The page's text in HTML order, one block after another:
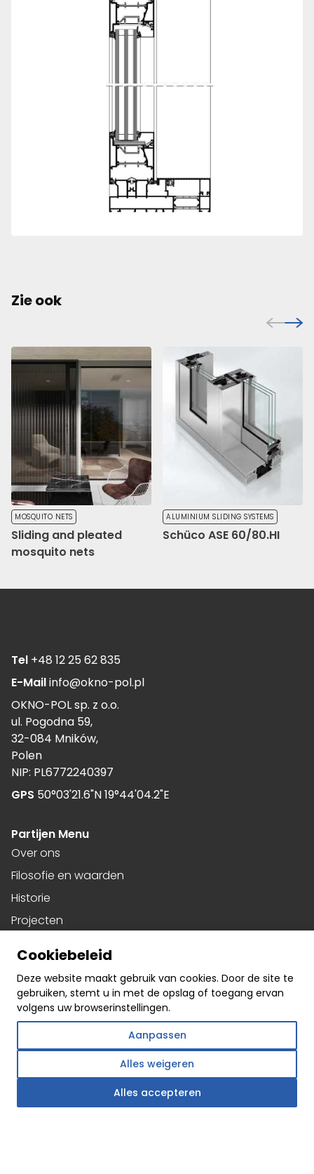
Cookiebeleid
Deze website maakt gebruik van cookies. Door de site te
gebruiken, stemt u in met de opslag of toegang ervan
volgens uw browserinstellingen.
Aanpassen
Alles weigeren
Alles accepteren
Zie ook
MOSQUITO NETS
Sliding and pleated
mosquito nets
ALUMINIUM SLIDING SYSTEMS
Schüco ASE 60/80.HI
Tel +48 12 25 62 835
E-Mailinfo@okno-pol.pl
OKNO-POL sp. z o.o.
ul. Pogodna 59,
32-084 Mników,
Polen
NIP: PL6772240397
GPS 50°03'21.6"N 19°44'04.2"E
Partijen Menu
Over ons
Filosofie en waarden
Historie
Projecten
Privacy Policy
Contact
Offer
Ramen
Schuifsystemen